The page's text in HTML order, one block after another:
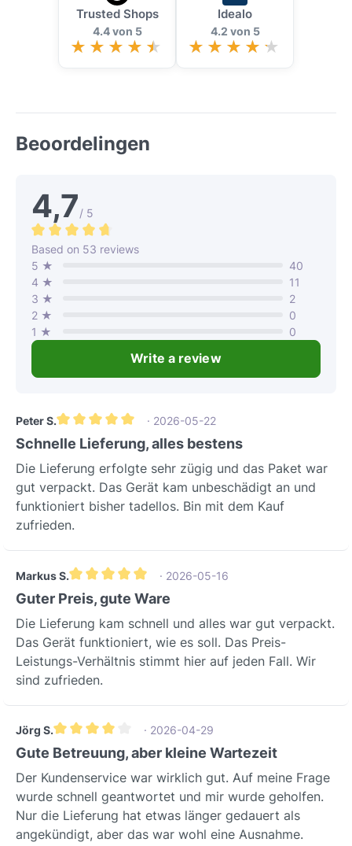
Trusted Shops
4.4 von 5
Idealo
4.2 von 5
Beoordelingen
4,7/ 5
Gemiddelde waardering van 4.7 van 5 sterren
Based on 53 reviews
5 ★
40
4 ★
11
3 ★
2
2 ★
0
1 ★
0
Write a review
Peter S.
Gemiddelde waardering van 5 van 5 sterren
· 2026-05-22
Schnelle Lieferung, alles bestens
Die Lieferung erfolgte sehr zügig und das Paket war
gut verpackt. Das Gerät kam unbeschädigt an und
funktioniert bisher tadellos. Bin mit dem Kauf
zufrieden.
Markus S.
Gemiddelde waardering van 5 van 5 sterren
· 2026-05-16
Guter Preis, gute Ware
Die Lieferung kam schnell und alles war gut verpackt.
Das Gerät funktioniert, wie es soll. Das Preis-
Leistungs-Verhältnis stimmt hier auf jeden Fall. Wir
sind zufrieden.
Jörg S.
Gemiddelde waardering van 4 van 5 sterren
· 2026-04-29
Gute Betreuung, aber kleine Wartezeit
Der Kundenservice war wirklich gut. Auf meine Frage
wurde schnell geantwortet und mir wurde geholfen.
Nur die Lieferung hat etwas länger gedauert als
angekündigt, aber das war wohl eine Ausnahme.